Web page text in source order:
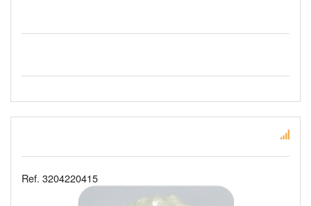
Ref. 3204220415